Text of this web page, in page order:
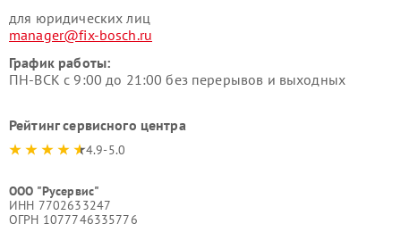
для юридических лиц
manager@fix-bosch.ru
График работы:
ПН-ВСК с 9:00 до 21:00 без перерывов и выходных
Рейтинг сервисного центра
4.9-5.0
ООО "Русервис"
ИНН 7702633247
ОГРН 1077746335776